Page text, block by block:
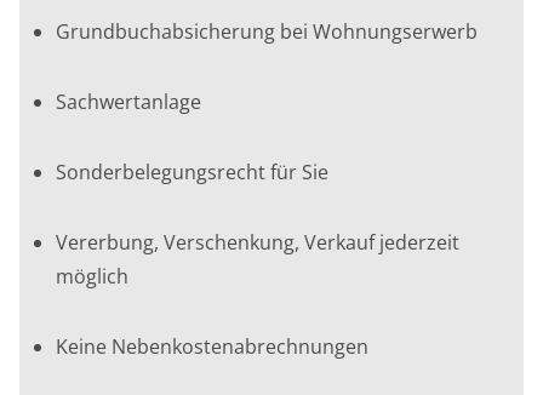
Grundbuchabsicherung bei Wohnungserwerb
Sachwertanlage
Sonderbelegungsrecht für Sie
Vererbung, Verschenkung, Verkauf jederzeit
möglich
Keine Nebenkostenabrechnungen